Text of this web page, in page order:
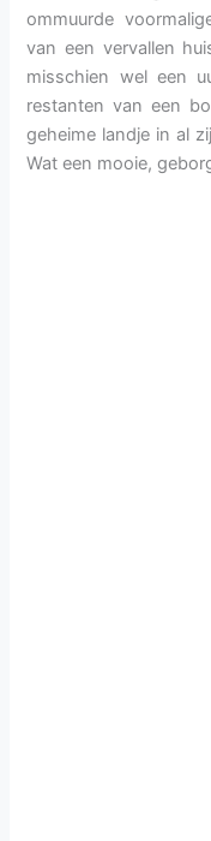
ommuurde
van een vervallen
misschien wel een
restanten van een
geheime landje in al
Wat een mooie,